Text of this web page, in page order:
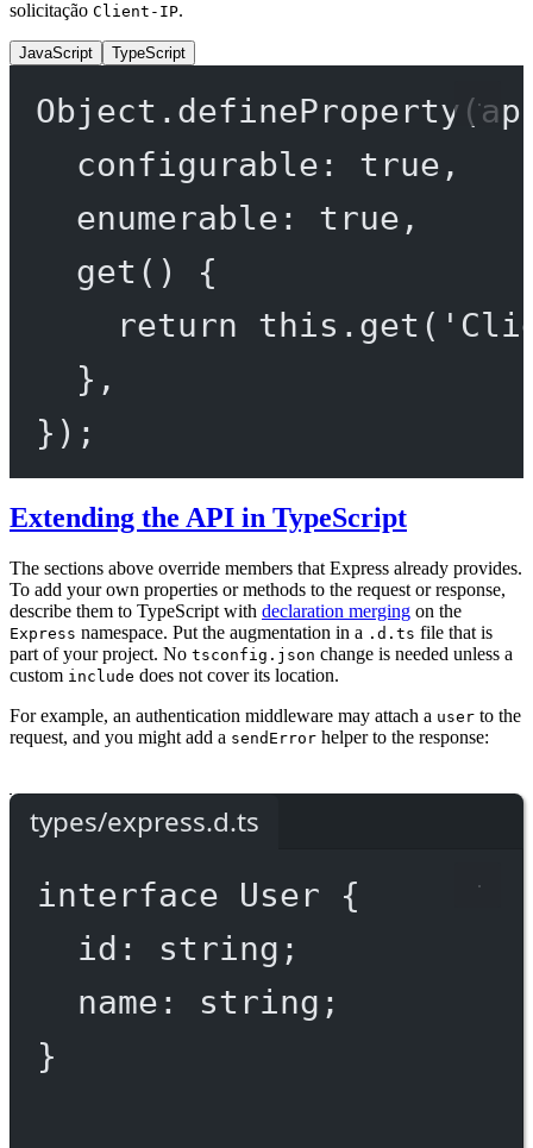
solicitação Client-IP.
JavaScript TypeScript
Object. defineProperty
configurable: true ,
enumerable: true ,
get () {
return
this . get (
},
});
Extending the API in TypeScript
The sections above override members that Express already provides.
To add your own properties or methods to the request or response,
describe them to TypeScript with declaration merging on the
Express namespace. Put the augmentation in a .d.ts file that is
part of your project. No tsconfig.json change is needed unless a
custom include does not cover its location.
For example, an authentication middleware may attach a user to the
request, and you might add a sendError helper to the response:
types/express.d.ts
interface User {
id : string ;
name : string ;
}